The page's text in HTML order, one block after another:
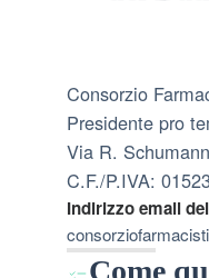
Consorzio
Presidente pro
Via R.
C.F./P.IVA:
Indirizzo email
Come